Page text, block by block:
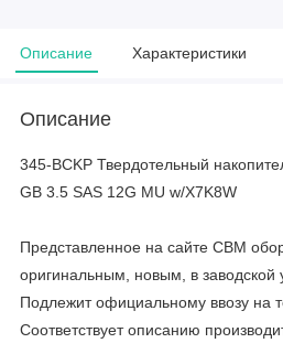
Описание Характеристики
Описание
345-BCKP Твердотельный
GB 3.5 SAS 12G MU w/X7K8W
Представленное на сайте CBM
оригинальным, новым, в заводской
Подлежит официальному ввозу на
Соответствует описанию